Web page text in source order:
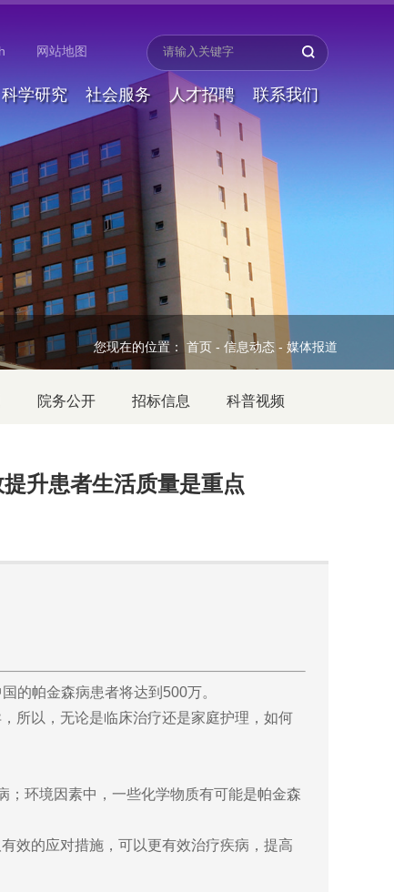
网站地图
科学研究 社会服务 人才招聘 联系我们
您现在的位置：首页 - 信息动态 - 媒体报道
院务公开 招标信息 科普视频
升患者生活质量是重点
帕金森病患者将达到500万。
所以，无论是临床治疗还是家庭护理，如何
环境因素中，一些化学物质有可能是帕金森
效的应对措施，可以更有效治疗疾病，提高